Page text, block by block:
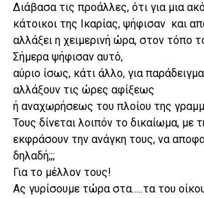
Διάβασα τις προάλλες, ότι για μια
κάτοικοι της Ικαρίας, ψήφισαν και
αλλάξει η χειμερινή ώρα, στον τόπο
Σήμερα ψήφισαν αυτό,
αύριο ίσως, κάτι άλλο, για
αλλάξουν τις ώρες αφίξεως
ή αναχωρήσεως του πλοίου της
Τους δίνεται λοιπόν το δικαίωμα, με
εκφράσουν την ανάγκη τους, να
δηλαδή;;;
Για το μέλλον τους!
Ας γυρίσουμε τώρα στα…..τα του